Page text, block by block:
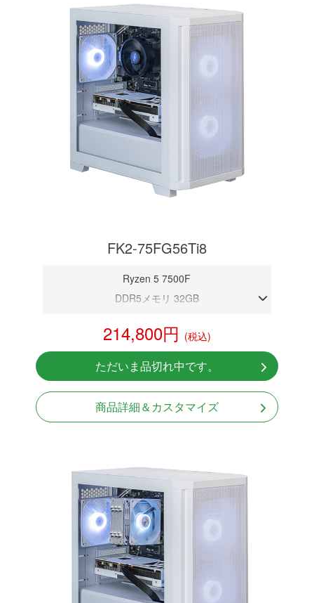
FK2-75FG56Ti8
Ryzen 5 7500F
DDR5メモリ 32GB
NVMeSSD 1TB
Windows11 Home 64bit
214,800円 (税込)
ただいま品切れ中です。
商品詳細＆カスタマイズ